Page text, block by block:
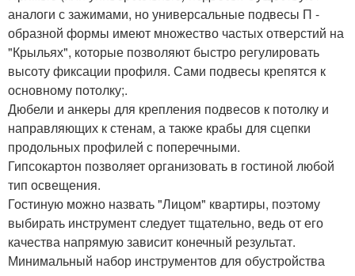
аналоги с зажимами, но универсальные подвесы П -
образной формы имеют множество частых отверстий на
"Крыльях", которые позволяют быстро регулировать
высоту фиксации профиля. Сами подвесы крепятся к
основному потолку;.
Дюбели и анкеры для крепления подвесов к потолку и
направляющих к стенам, а также крабы для сцепки
продольных профилей с поперечными.
Гипсокартон позволяет организовать в гостиной любой
тип освещения.
Гостиную можно назвать "Лицом" квартиры, поэтому
выбирать инструмент следует тщательно, ведь от его
качества напрямую зависит конечный результат.
Минимальный набор инструментов для обустройства